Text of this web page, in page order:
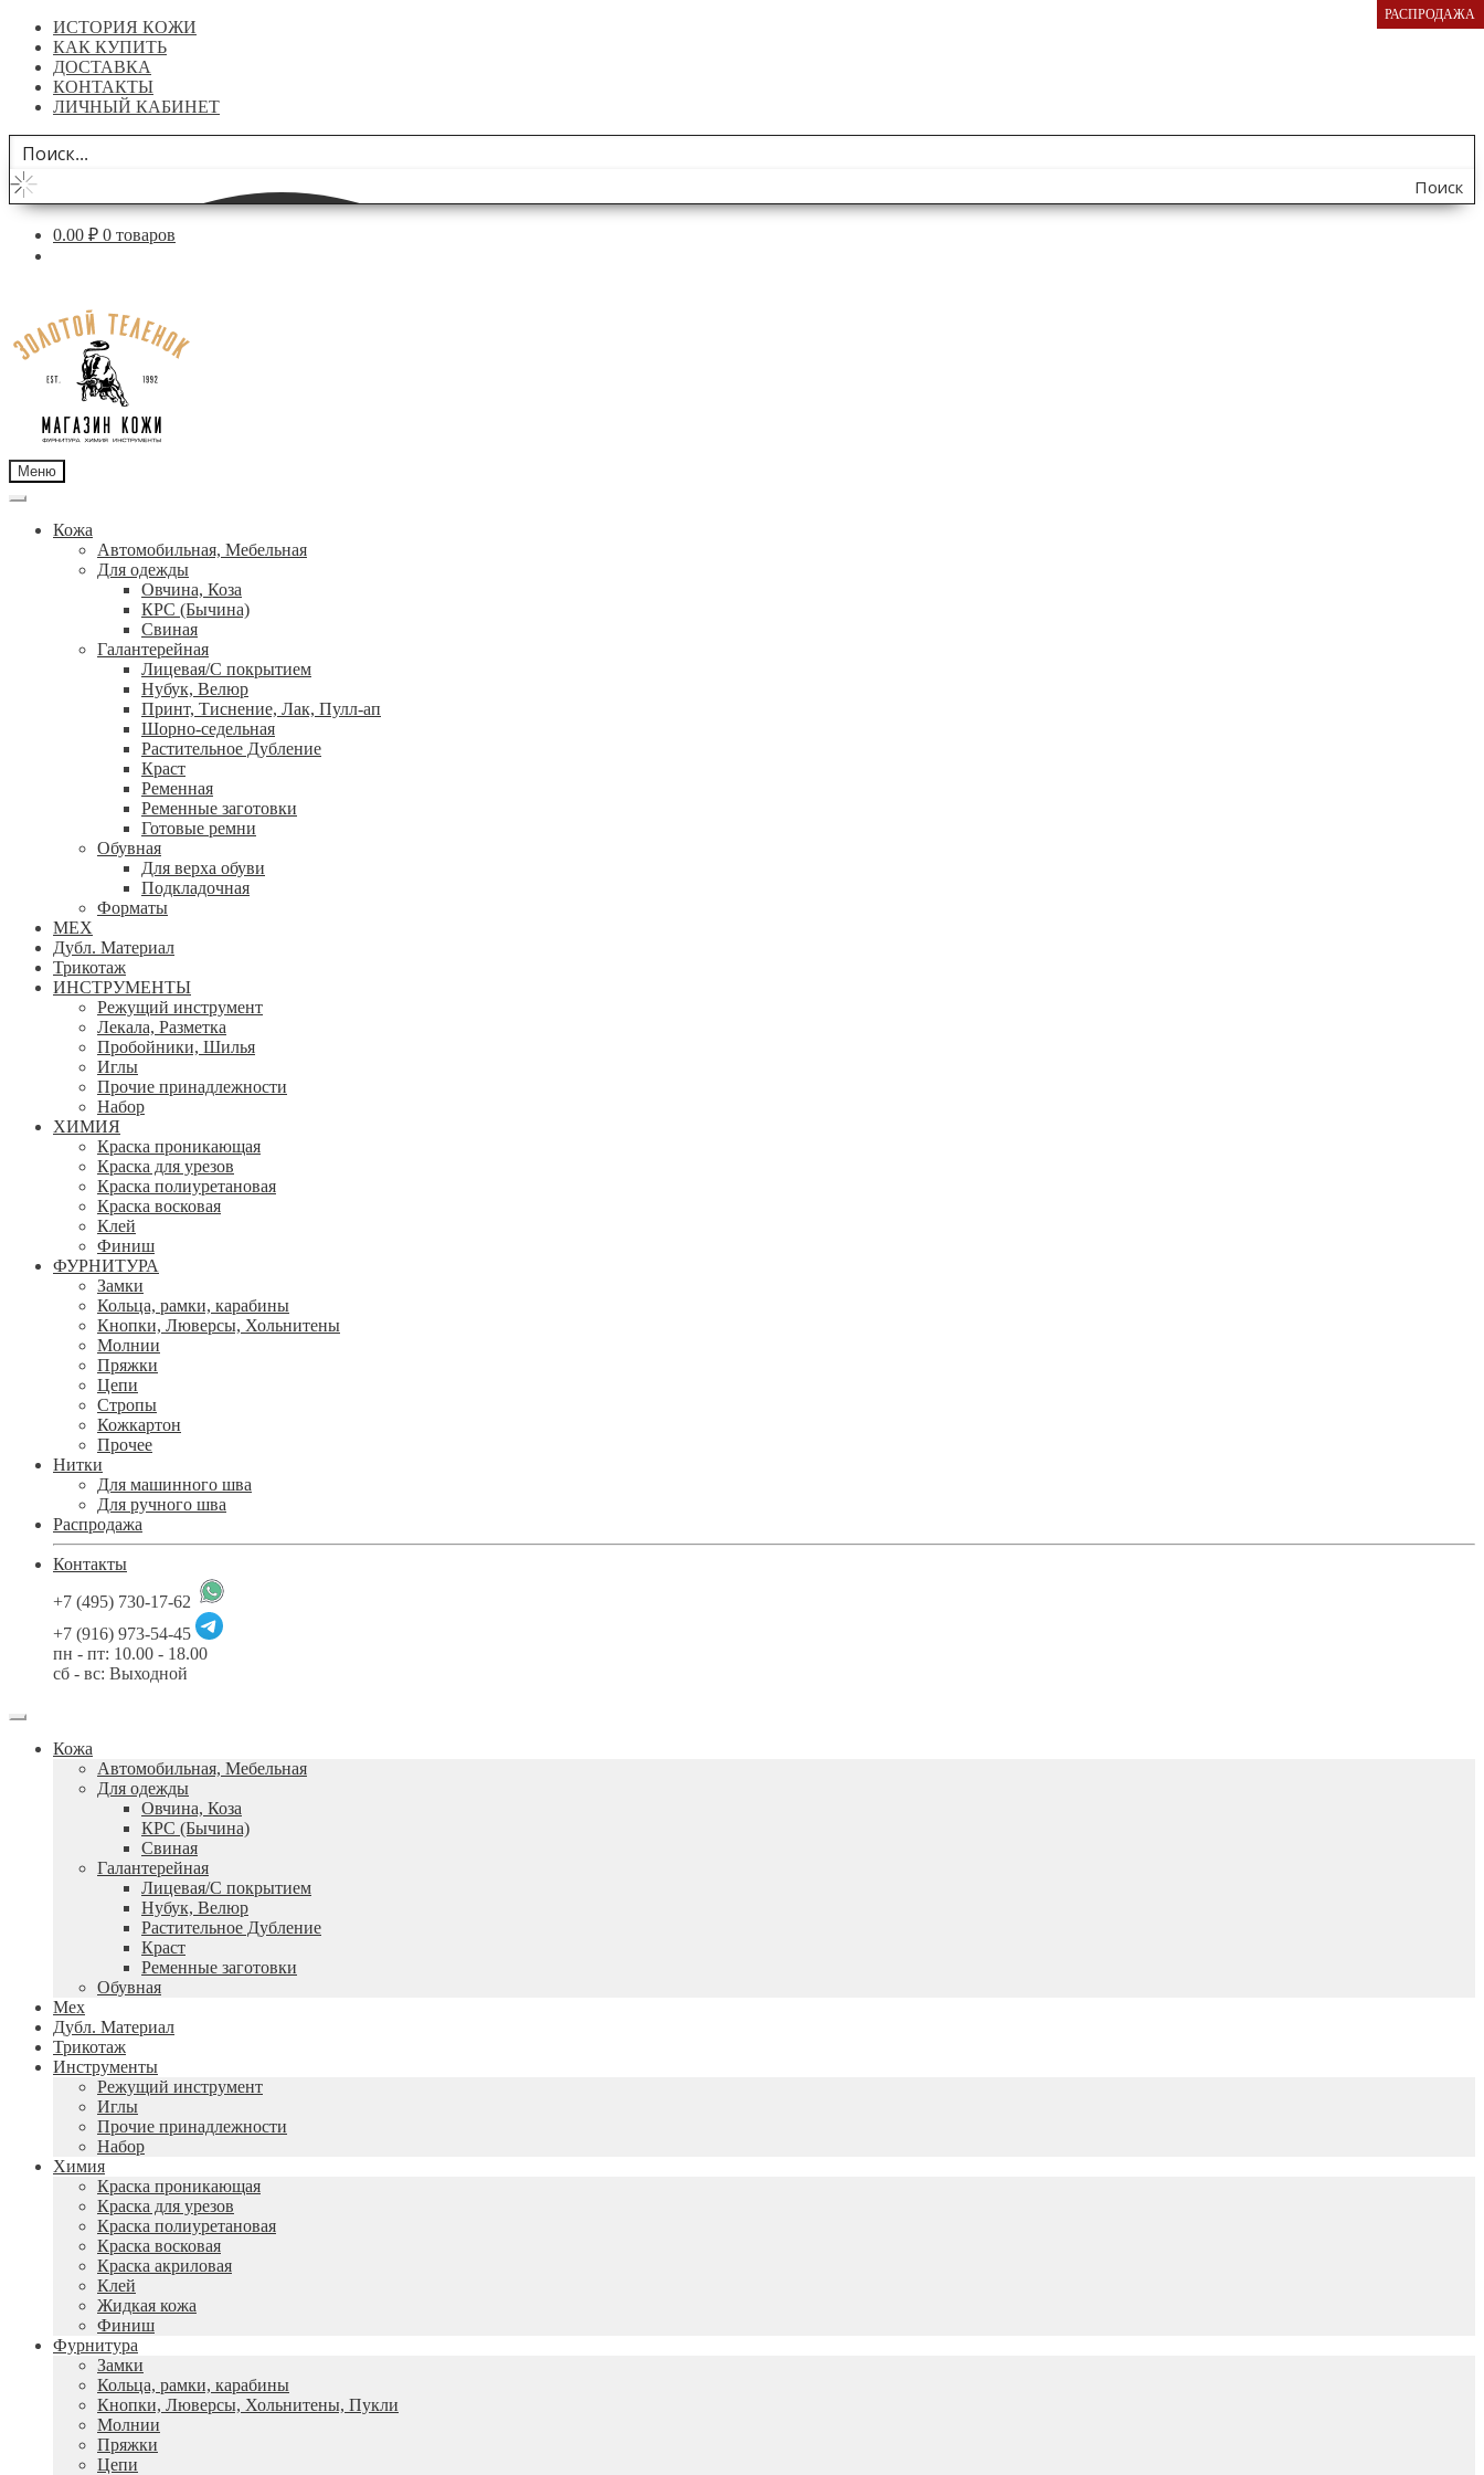
ИСТОРИЯ КОЖИ
КАК КУПИТЬ
ДОСТАВКА
КОНТАКТЫ
ЛИЧНЫЙ КАБИНЕТ
Поиск
по
0.00 ₽ 0 товаров
навигации
содержимому
Меню
Кожа
Автомобильная, Мебельная
Для одежды
Овчина, Коза
КРС (Бычина)
Свиная
Галантерейная
Лицевая/С покрытием
Нубук, Велюр
Принт, Тиснение, Лак, Пулл-ап
Шорно-седельная
Растительное Дубление
Краст
Ременная
Ременные заготовки
Готовые ремни
Обувная
Для верха обуви
Подкладочная
Форматы
МЕХ
Дубл. Материал
Трикотаж
ИНСТРУМЕНТЫ
Режущий инструмент
Лекала, Разметка
Пробойники, Шилья
Иглы
Прочие принадлежности
Набор
ХИМИЯ
Краска проникающая
Краска для урезов
Краска полиуретановая
Краска восковая
Клей
Финиш
ФУРНИТУРА
Замки
Кольца, рамки, карабины
Кнопки, Люверсы, Хольнитены
Молнии
Пряжки
Цепи
Стропы
Кожкартон
Прочее
Нитки
Для машинного шва
Для ручного шва
Распродажа
Контакты
+7 (495) 730-17-62
+7 (916) 973-54-45
пн - пт: 10.00 - 18.00
сб - вс: Выходной
Кожа
Автомобильная, Мебельная
Для одежды
Овчина, Коза
КРС (Бычина)
Свиная
Галантерейная
Лицевая/С покрытием
Нубук, Велюр
Растительное Дубление
Краст
Ременные заготовки
Обувная
Мех
Дубл. Материал
Трикотаж
Инструменты
Режущий инструмент
Иглы
Прочие принадлежности
Набор
Химия
Краска проникающая
Краска для урезов
Краска полиуретановая
Краска восковая
Краска акриловая
Клей
Жидкая кожа
Финиш
Фурнитура
Замки
Кольца, рамки, карабины
Кнопки, Люверсы, Хольнитены, Пукли
Молнии
Пряжки
Цепи
РАСПРОДАЖА